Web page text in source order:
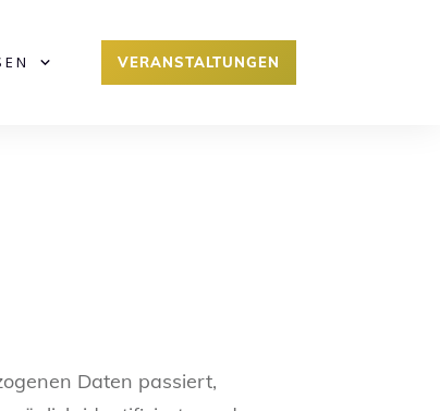
VERANSTALTUNGEN
Daten passiert,